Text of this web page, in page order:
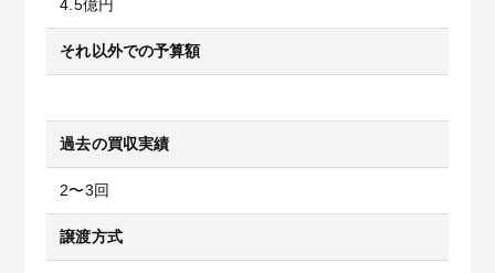
4.5億円
それ以外での予算額
過去の買収実績
2〜3回
譲渡方式